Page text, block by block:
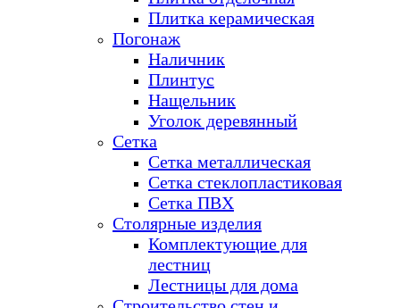
Плитка керамическая
Погонаж
Наличник
Плинтус
Нащельник
Уголок деревянный
Сетка
Сетка металлическая
Сетка стеклопластиковая
Сетка ПВХ
Столярные изделия
Комплектующие для
лестниц
Лестницы для дома